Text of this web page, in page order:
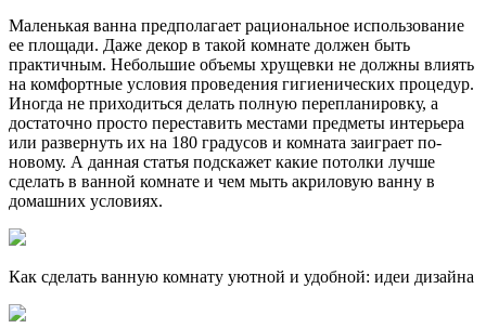
Маленькая ванна предполагает рациональное использование
ее площади. Даже декор в такой комнате должен быть
практичным. Небольшие объемы хрущевки не должны влиять
на комфортные условия проведения гигиенических процедур.
Иногда не приходиться делать полную перепланировку, а
достаточно просто переставить местами предметы интерьера
или развернуть их на 180 градусов и комната заиграет по-
новому. А данная статья подскажет какие потолки лучше
сделать в ванной комнате и чем мыть акриловую ванну в
домашних условиях.
Как сделать ванную комнату уютной и удобной: идеи дизайна